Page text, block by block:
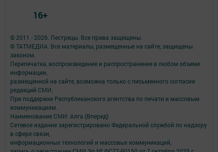
© 2011 - 2026. Пестрецы. Все права защищены.
© ТАТМЕДИА. Все материалы, размещенные на сайте, защищены
законом.
Перепечатка, воспроизведение и распространение в любом объеме
информации,
размещенной на сайте, возможна только с письменного согласия
редакций СМИ.
При поддержке Республиканского агентства по печати и массовым
коммуникациям.
Наименование СМИ: Алга (Вперед)
Сетевое издание зарегистрировано Федеральной службой по надзору
в сфере связи,
информационных технологий и массовых коммуникаций,
16+